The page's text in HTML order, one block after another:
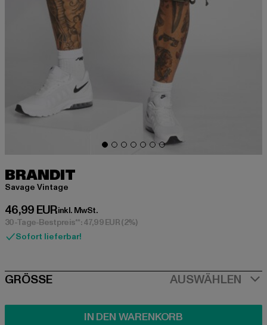
BRANDIT
Savage Vintage
46,99 EUR
Derzeitiger Preis: 46,99 EUR
inkl. MwSt.
30-Tage-Bestpreis**: 47,99 EUR(2%)
Sofort lieferbar!
SIZE
GRÖSSE AUSWÄHLEN
IN DEN WARENKORB